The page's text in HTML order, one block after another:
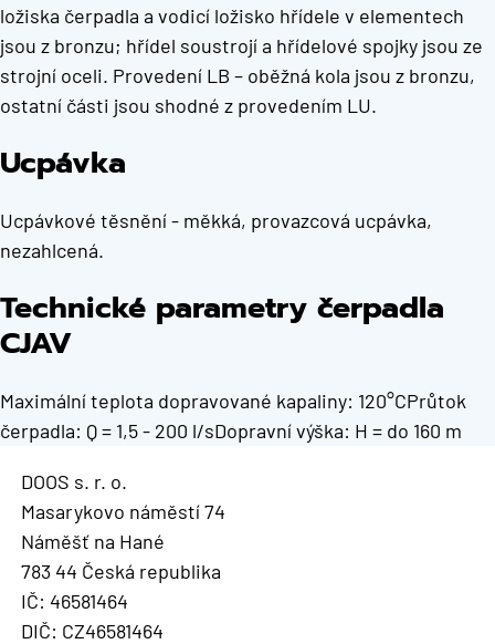
ložiska čerpadla a vodicí ložisko hřídele v elementech
jsou z bronzu; hřídel soustrojí a hřídelové spojky jsou ze
strojní oceli. Provedení LB – oběžná kola jsou z bronzu,
ostatní části jsou shodné z provedením LU.
Ucpávka
Ucpávkové těsnění - měkká, provazcová ucpávka,
nezahlcená.
Technické parametry čerpadla
CJAV
Maximální teplota dopravované kapaliny: 120°CPrůtok
čerpadla: Q = 1,5 - 200 l/sDopravní výška: H = do 160 m
DOOS s. r. o.
Masarykovo náměstí 74
Náměšť na Hané
783 44 Česká republika
IČ: 46581464
DIČ: CZ46581464